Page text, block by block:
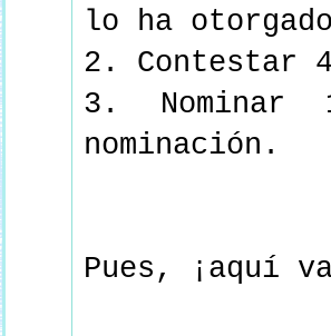
lo ha otorgado
2. Contestar
3.
nominación.
Pues, ¡aquí